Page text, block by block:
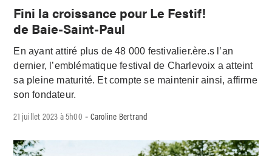
Fini la croissance pour Le Festif!
de Baie-Saint-Paul
En ayant attiré plus de 48 000 festivalier.ère.s l’an
dernier, l’emblématique festival de Charlevoix a atteint
sa pleine maturité. Et compte se maintenir ainsi, affirme
son fondateur.
21 juillet 2023 à 5h00 - Caroline Bertrand